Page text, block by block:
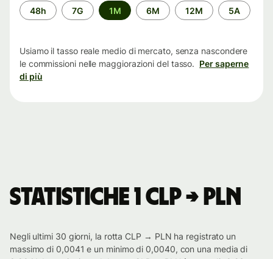
Periodo
di
48h 7G 1M 6M 12M 5A
Usiamo il tasso reale medio di mercato, senza nascondere
le commissioni nelle maggiorazioni del tasso. Per saperne
di più
Statistiche 1 CLP → PLN
Negli ultimi 30 giorni, la rotta CLP → PLN ha registrato un
massimo di 0,0041 e un minimo di 0,0040, con una media di